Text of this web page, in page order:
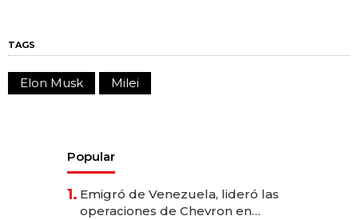
TAGS
Elon Musk Milei
Popular
1. Emigró de Venezuela, lideró las
operaciones de Chevron en